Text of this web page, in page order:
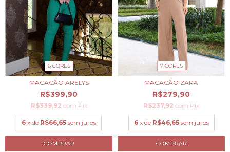
6 CORES
MACACÃO ARELYS
R$399,90
R$339,92 com Pix
6 x de R$66,65 sem juros
COMPRAR
7 CORES
MACACÃO ZARA
R$279,90
R$237,92 com Pix
6 x de R$46,65 sem juros
COMPRAR